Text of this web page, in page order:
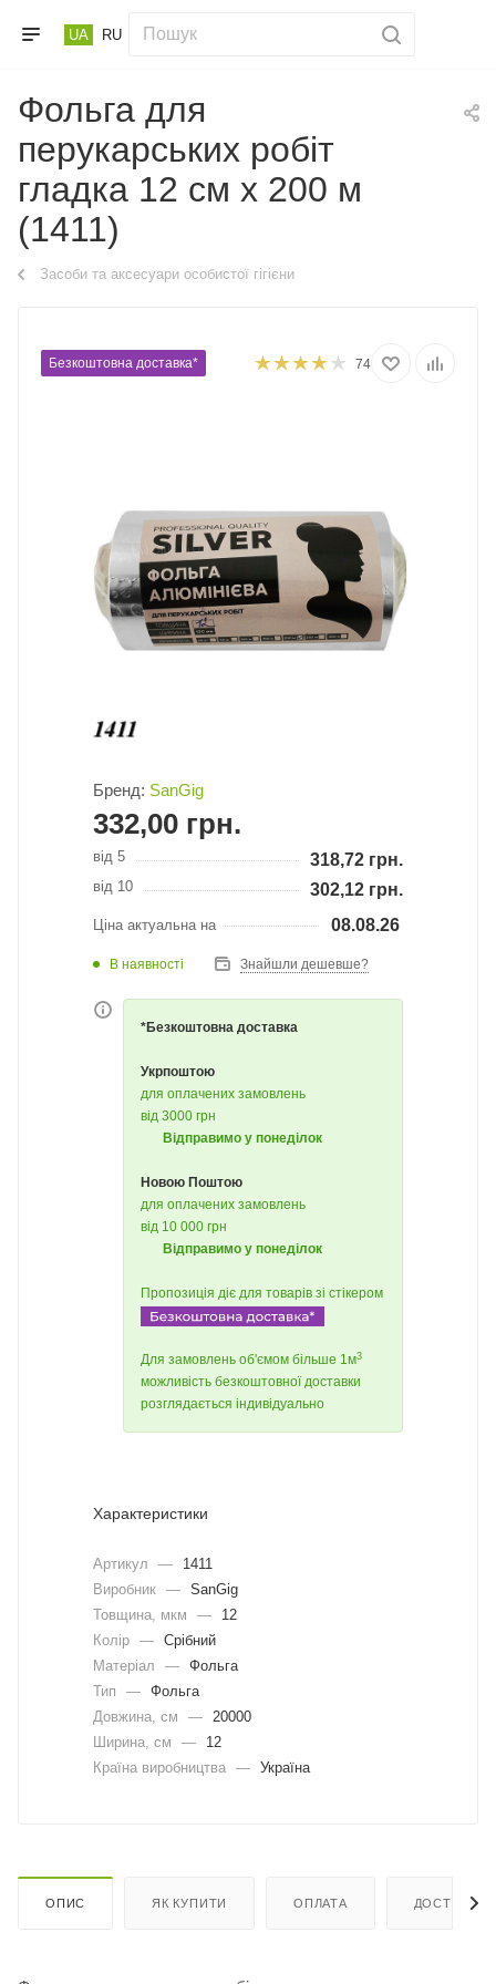
UA RU
Фольга для
перукарських робіт
гладка 12 см х 200 м
(1411)
Засоби та аксесуари особистої гігієни
Безкоштовна доставка* 74
Бренд: SanGig
332,00 грн.
від 5 318,72 грн.
від 10 302,12 грн.
Ціна актуальна на 08.08.26
В наявності Знайшли дешевше?
*Безкоштовна доставка
Укрпоштою
для оплачених замовлень
від 3000 грн
Відправимо у понеділок
Новою Поштою
для оплачених замовлень
від 10 000 грн
Відправимо у понеділок
Пропозиція діє для товарів зі стікером
Для замовлень об'ємом більше 1м3
можливість безкоштовної доставки
розглядається індивідуально
Характеристики
Артикул —
1411
Виробник — SanGig
Товщина, мкм
—
12
Колір — Срібний
Матеріал
— Фольга
Тип
— Фольга
Довжина, cм
—
20000
Ширина, cм
—
12
Країна виробництва — Україна
ОПИС ЯК КУПИТИ ОПЛАТА ДОСТАВКА